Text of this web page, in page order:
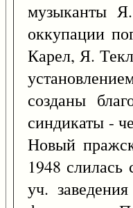
музыканты
оккупации
Карел, Я.
созданы
синдикаты -
Новый
1948
уч.